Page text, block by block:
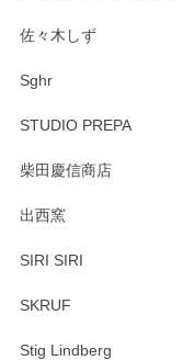
佐々木しず
Sghr
STUDIO PREPA
柴田慶信商店
出西窯
SIRI SIRI
SKRUF
Stig Lindberg